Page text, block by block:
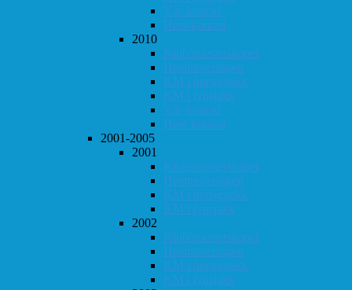
Vår-konrad
Høst-konrad
2010
Klubbmesterskapet
Høstturneringen
KM i hurtigsjakk
KM i lynsjakk
Vår-konrad
Høst-konrad
2001-2005
2001
Klubbmesterskapet
Høstturneringen
KM i hurtigsjakk
KM i lynsjakk
2002
Klubbmesterskapet
Høstturneringen
KM i hurtigsjakk
KM i lynsjakk